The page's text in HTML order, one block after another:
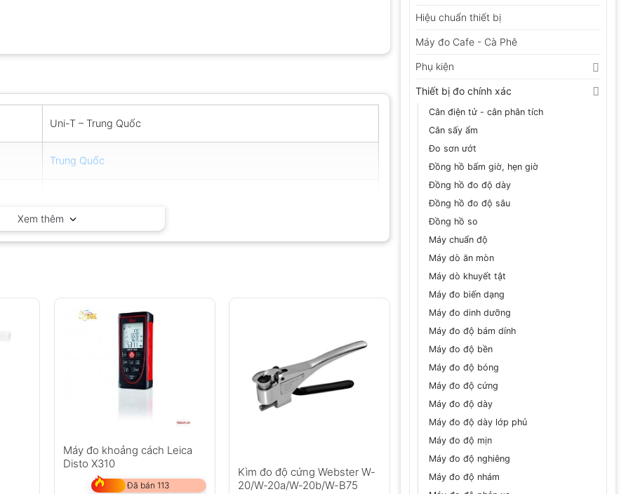
Hiệu chuẩn thiết bị
Máy đo Cafe - Cà Phê
Phụ kiện
Thiết bị đo chính xác
Cân điện tử - cân phân tích
Cân sấy ẩm
Đo sơn ướt
Đồng hồ bấm giờ, hẹn giờ
Đồng hồ đo độ dày
Đồng hồ đo độ sâu
Đồng hồ so
Máy chuẩn độ
Máy dò ăn mòn
Máy dò khuyết tật
Máy đo biến dạng
Máy đo dinh dưỡng
Máy đo độ bám dính
Máy đo độ bền
Máy đo độ bóng
Máy đo độ cứng
Máy đo độ dày
Máy đo độ dày lớp phủ
Máy đo độ mịn
Máy đo độ nghiêng
Máy đo độ nhám
Uni-T – Trung Quốc
Trung Quốc
Xem thêm
Máy đo khoảng cách Leica
Disto X310
Đã bán 113
Kìm đo độ cứng Webster W-
20/W-20a/W-20b/W-B75